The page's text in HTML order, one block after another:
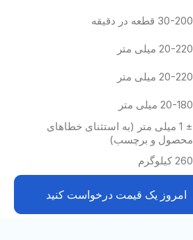
30-200 قطعه در دقیقه
20-220 میلی متر
20-220 میلی متر
20-180 میلی متر
± 1 میلی متر (به استثنای خطاهای
محصول و برچسب)
260 کیلوگرم
امروز یک قیمت درخواست کنید